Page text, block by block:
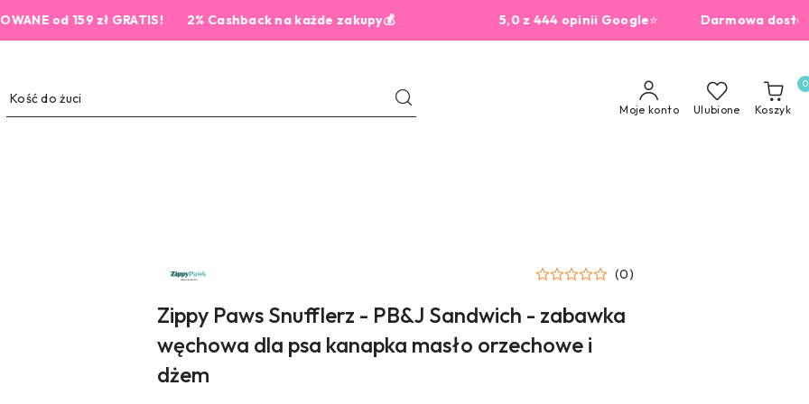
159 zł GRATIS! 2% Cashback na każde zakupy💰 5,0 z 444 opinii Google ⭐Darmowa dostawa od
Moje konto Ulubione Koszyk
0
NAZWA
PRODUCENTA:
PAWS
(0)
Zippy Paws Snufflerz - PB&J Sandwich - zabawka
węchowa dla psa kanapka masło orzechowe i
dżem